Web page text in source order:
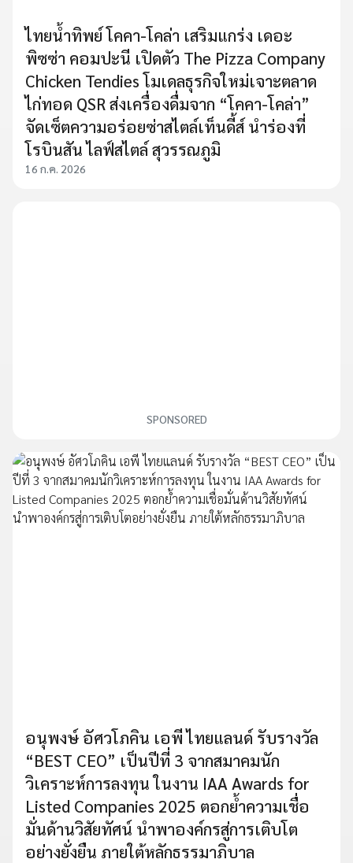
ไทยน้ำทิพย์ โคคา-โคล่า เสริมแกร่ง เดอะ
พิซซ่า คอมปะนี เปิดตัว The Pizza Company
Chicken Tendies โมเดลธุรกิจใหม่เจาะตลาด
ไก่ทอด QSR ส่งเครื่องดื่มจาก “โคคา-โคล่า”
จัดเซ็ตความอร่อยซ่าสไตล์เท็นดี้ส์ นำร่องที่
โรบินสัน ไลฟ์สไตล์ สุวรรณภูมิ
16 ก.ค. 2026
SPONSORED
อนุพงษ์ อัศวโภคิน เอพี ไทยแลนด์ รับรางวัล
“BEST CEO” เป็นปีที่ 3 จากสมาคมนัก
วิเคราะห์การลงทุน ในงาน IAA Awards for
Listed Companies 2025 ตอกย้ำความเชื่อ
มั่นด้านวิสัยทัศน์ นำพาองค์กรสู่การเติบโต
อย่างยั่งยืน ภายใต้หลักธรรมาภิบาล